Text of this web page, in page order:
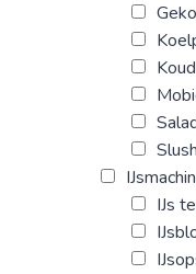
IJs